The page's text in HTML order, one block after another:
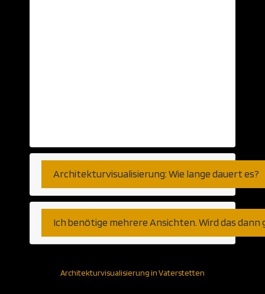
Architekturvisualisierung: Wie lange dauert es?
Ich benötige mehrere Ansichten. Wird das dann
Architekturvisualisierung in Vaterstetten